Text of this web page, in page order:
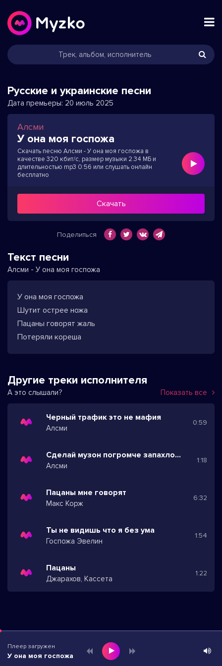
Русские и украинские песни
Дата премьеры: 20 июль 2025
Алсми
У она моя госпожа
Скачать песню Алсми - У она моя госпожа в
качестве 320 кбит/с, размер музыки 2.34 МБ и
длительностью mp3 0:56 или слушать онлайн
бесплатно
Скачать
Поделиться
Текст песни
Алсми - У она моя госпожа
У она моя госпожа
Шутит острее ножа
Пацаны говорят жаль
Потеряли кореша
Другие треки исполнителя
А это слышали? Показать все
Черный трафик это не мафия
Алсми
0:59
Сделай музон погромче запахло за окном
Алсми
1:18
Пацаны мне говорят
Макс Корж
6:32
Ты не видишь что я без ума
Госпожа Эвелин
1:54
Пацаны
Джарахов, Кассета
1:22
Плеер загружен
У она моя госпожа